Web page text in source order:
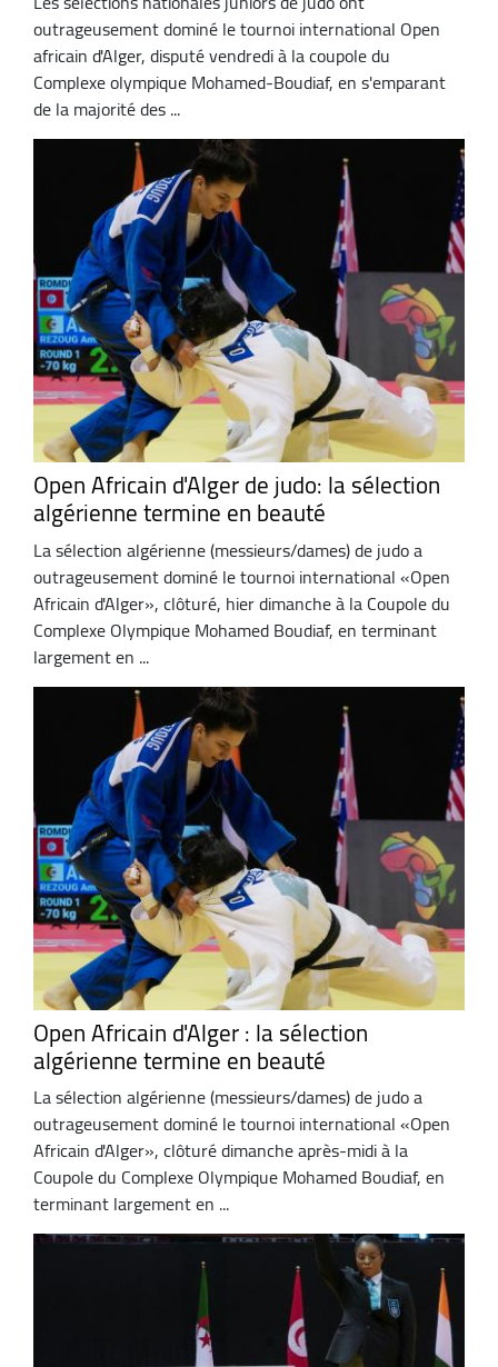
outrageusement dominé le tournoi international Open
africain d'Alger, disputé vendredi à la coupole du
Complexe olympique Mohamed-Boudiaf, en s'emparant
de la majorité des ...
Open Africain d'Alger de judo: la sélection
algérienne termine en beauté
La sélection algérienne (messieurs/dames) de judo a
outrageusement dominé le tournoi international «Open
Africain d'Alger», clôturé, hier dimanche à la Coupole du
Complexe Olympique Mohamed Boudiaf, en terminant
largement en ...
Open Africain d'Alger : la sélection
algérienne termine en beauté
La sélection algérienne (messieurs/dames) de judo a
outrageusement dominé le tournoi international «Open
Africain d'Alger», clôturé dimanche après-midi à la
Coupole du Complexe Olympique Mohamed Boudiaf, en
terminant largement en ...